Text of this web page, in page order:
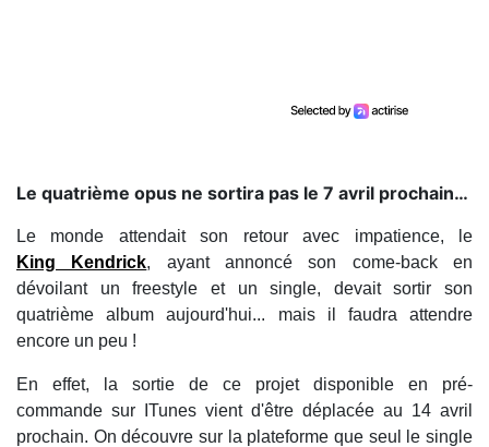
Le quatrième opus ne sortira pas le 7 avril prochain…
Le monde attendait son retour avec impatience, le
King Kendrick, ayant annoncé son come-back en
dévoilant un freestyle et un single, devait sortir son
quatrième album aujourd'hui... mais il faudra attendre
encore un peu !
En effet, la sortie de ce projet disponible en pré-
commande sur ITunes vient d'être déplacée au 14 avril
prochain. On découvre sur la plateforme que seul le single